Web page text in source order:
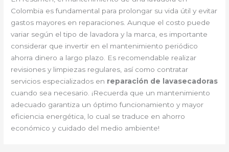
Colombia es fundamental para prolongar su vida útil y evitar
gastos mayores en reparaciones. Aunque el costo puede
variar según el tipo de lavadora y la marca, es importante
considerar que invertir en el mantenimiento periódico
ahorra dinero a largo plazo. Es recomendable realizar
revisiones y limpiezas regulares, así como contratar
servicios especializados en reparación de lavasecadoras
cuando sea necesario. ¡Recuerda que un mantenimiento
adecuado garantiza un óptimo funcionamiento y mayor
eficiencia energética, lo cual se traduce en ahorro
económico y cuidado del medio ambiente!